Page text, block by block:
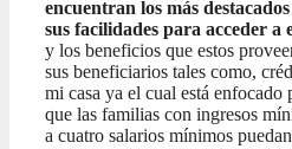
encuentran los más
sus facilidades para acceder a
y los beneficios que estos
sus beneficiarios tales como,
mi casa ya el cual está enfocado
que las familias con ingresos
a cuatro salarios mínimos puedan